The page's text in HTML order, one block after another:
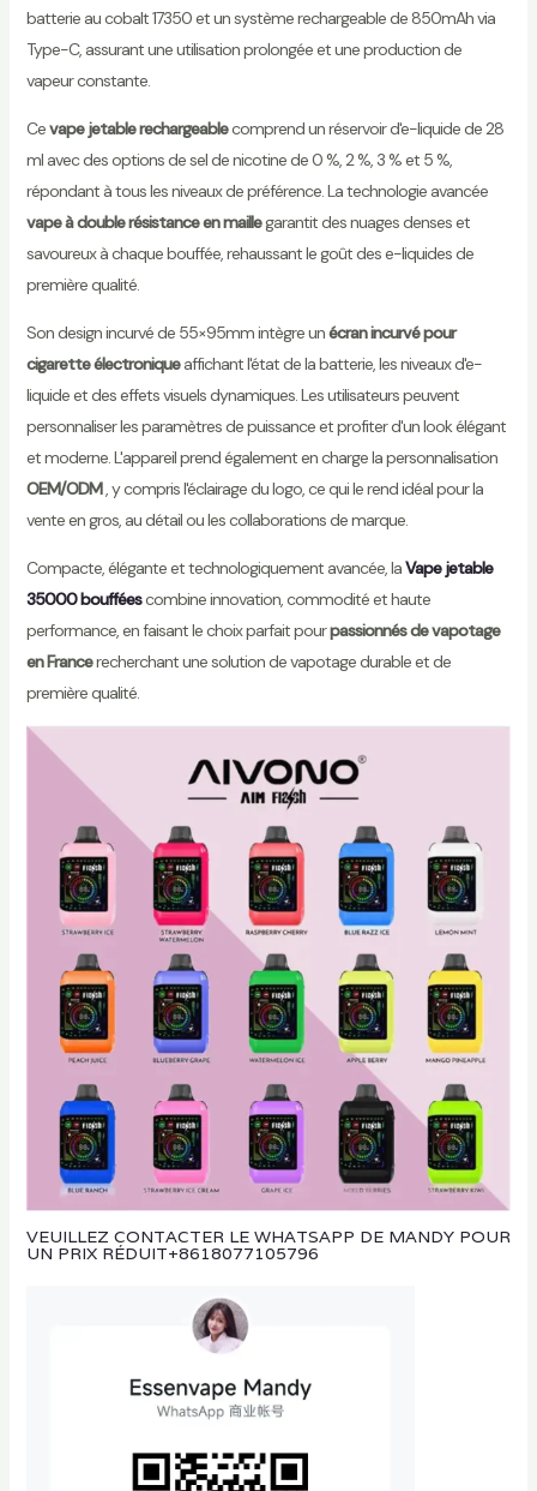
batterie au cobalt 17350 et un système rechargeable de 850mAh via
Type-C, assurant une utilisation prolongée et une production de
vapeur constante.
Cevape jetable rechargeablecomprend un réservoir d'e-liquide de 28
ml avec des options de sel de nicotine de 0 %, 2 %, 3 % et 5 %,
répondant à tous les niveaux de préférence. La technologie avancée
vape à double résistance en maillegarantit des nuages denses et
savoureux à chaque bouffée, rehaussant le goût des e-liquides de
première qualité.
Son design incurvé de 55×95mm intègre unécran incurvé pour
cigarette électroniqueaffichant l'état de la batterie, les niveaux d'e-
liquide et des effets visuels dynamiques. Les utilisateurs peuvent
personnaliser les paramètres de puissance et profiter d'un look élégant
et moderne. L'appareil prend également en charge la personnalisation
OEM/ODM, y compris l'éclairage du logo, ce qui le rend idéal pour la
vente en gros, au détail ou les collaborations de marque.
Compacte, élégante et technologiquement avancée, laVape jetable
35000 boufféescombine innovation, commodité et haute
performance, en faisant le choix parfait pourpassionnés de vapotage
en Francerecherchant une solution de vapotage durable et de
première qualité.
VEUILLEZ CONTACTER LE WHATSAPP DE MANDY POUR
UN PRIX RÉDUIT+8618077105796